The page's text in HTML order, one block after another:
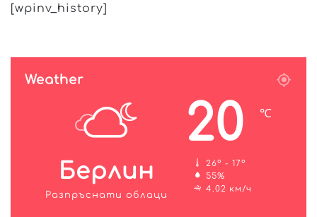
[wpinv_history]
Weather
Берлин
Разпръснати облаци
20 ℃
26º - 17º
55%
4.02 км/ч